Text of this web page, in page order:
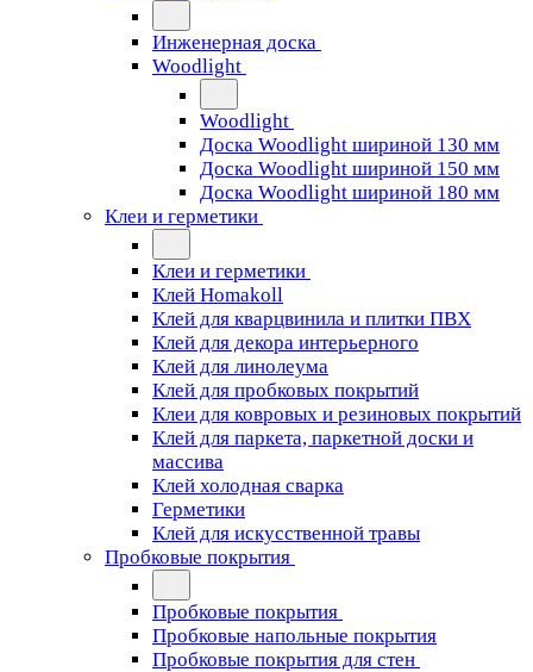
Инженерная доска
Woodlight
Woodlight
Доска Woodlight шириной 130 мм
Доска Woodlight шириной 150 мм
Доска Woodlight шириной 180 мм
Клеи и герметики
Клеи и герметики
Клей Homakoll
Клей для кварцвинила и плитки ПВХ
Клей для декора интерьерного
Клей для линолеума
Клей для пробковых покрытий
Клеи для ковровых и резиновых покрытий
Клей для паркета, паркетной доски и
массива
Клей холодная сварка
Герметики
Клей для искусственной травы
Пробковые покрытия
Пробковые покрытия
Пробковые напольные покрытия
Пробковые покрытия для стен